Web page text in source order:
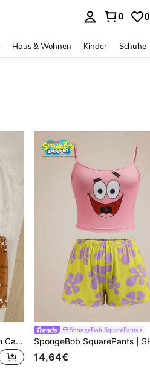
0 0
Haus & Wohnen Kinder Schuhe
TOM & JERRY X SHEIN Damen Cartoon-Muster Trägerhemd und Shorts Pyjama Set
SpongeBob SquarePants
14,64€